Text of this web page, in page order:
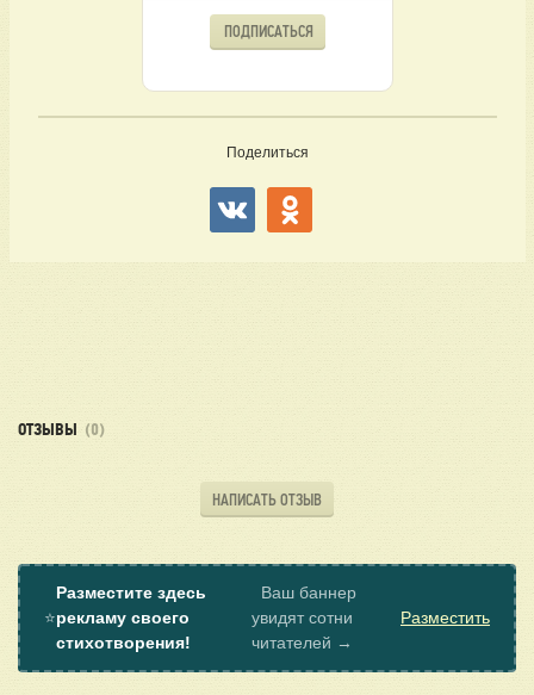
ПОДПИСАТЬСЯ
Поделиться
ОТЗЫВЫ (0)
НАПИСАТЬ ОТЗЫВ
⭐
Разместите здесь
рекламу своего
стихотворения!
Ваш баннер
увидят сотни
читателей →
Разместить